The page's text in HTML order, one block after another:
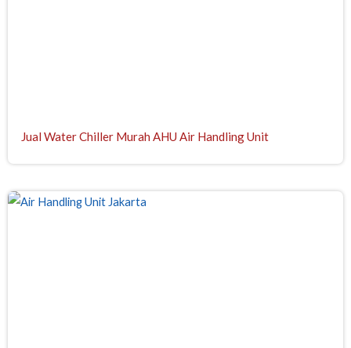
Jual Water Chiller Murah AHU Air Handling Unit